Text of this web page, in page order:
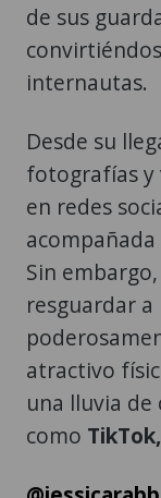
internautas.
Desde su
en redes
Sin
resguardar
atractivo
una lluvia de
como
#fatimabosch